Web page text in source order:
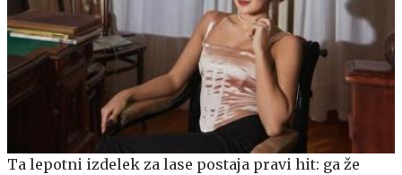
Ta lepotni izdelek za lase postaja pravi hit: ga že